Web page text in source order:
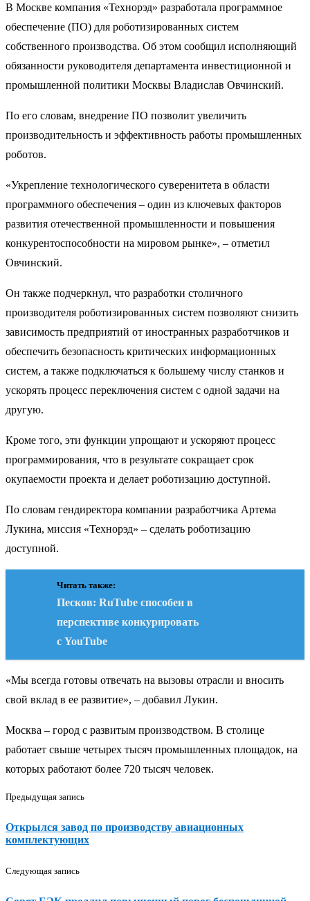
В Москве компания «Технорэд» разработала программное
обеспечение (ПО) для роботизированных систем
собственного производства. Об этом сообщил исполняющий
обязанности руководителя департамента инвестиционной и
промышленной политики Москвы Владислав Овчинский.
По его словам, внедрение ПО позволит увеличить
производительность и эффективность работы промышленных
роботов.
«Укрепление технологического суверенитета в области
программного обеспечения – один из ключевых факторов
развития отечественной промышленности и повышения
конкурентоспособности на мировом рынке», – отметил
Овчинский.
Он также подчеркнул, что разработки столичного
производителя роботизированных систем позволяют снизить
зависимость предприятий от иностранных разработчиков и
обеспечить безопасность критических информационных
систем, а также подключаться к большему числу станков и
ускорять процесс переключения систем с одной задачи на
другую.
Кроме того, эти функции упрощают и ускоряют процесс
программирования, что в результате сокращает срок
окупаемости проекта и делает роботизацию доступной.
По словам гендиректора компании разработчика Артема
Лукина, миссия «Технорэд» – сделать роботизацию
доступной.
Читать также:
Песков: RuTube способен в
перспективе конкурировать
с YouTube
«Мы всегда готовы отвечать на вызовы отрасли и вносить
свой вклад в ее развитие», – добавил Лукин.
Москва – город с развитым производством. В столице
работает свыше четырех тысяч промышленных площадок, на
которых работают более 720 тысяч человек.
Предыдущая запись
Открылся завод по производству авиационных
комплектующих
Следующая запись